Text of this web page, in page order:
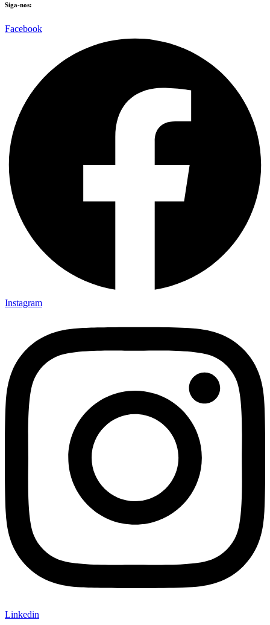
Siga-nos:
Facebook
Instagram
Linkedin